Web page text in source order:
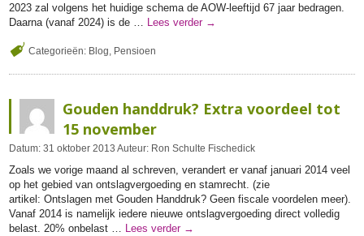
2023 zal volgens het huidige schema de AOW-leeftijd 67 jaar bedragen.
Daarna (vanaf 2024) is de … Lees verder →
Categorieën: Blog Pensioen
Gouden handdruk? Extra voordeel tot
15 november
Datum: 31 oktober 2013 Auteur: Ron Schulte Fischedick
Zoals we vorige maand al schreven, verandert er vanaf januari 2014 veel
op het gebied van ontslagvergoeding en stamrecht. (zie
artikel: Ontslagen met Gouden Handdruk? Geen fiscale voordelen meer).
Vanaf 2014 is namelijk iedere nieuwe ontslagvergoeding direct volledig
belast. 20% onbelast … Lees verder →